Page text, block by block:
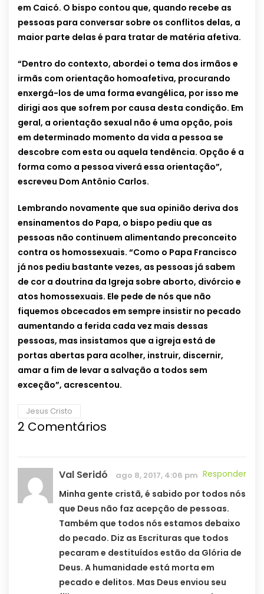
em Caicó. O bispo contou que, quando recebe as
pessoas para conversar sobre os conflitos delas, a
maior parte delas é para tratar de matéria afetiva.
“Dentro do contexto, abordei o tema dos irmãos e
irmãs com orientação homoafetiva, procurando
enxergá-los de uma forma evangélica, por isso me
dirigi aos que sofrem por causa desta condição. Em
geral, a orientação sexual não é uma opção, pois
em determinado momento da vida a pessoa se
descobre com esta ou aquela tendência. Opção é a
forma como a pessoa viverá essa orientação”,
escreveu Dom Antônio Carlos.
Lembrando novamente que sua opinião deriva dos
ensinamentos do Papa, o bispo pediu que as
pessoas não continuem alimentando preconceito
contra os homossexuais. “Como o Papa Francisco
já nos pediu bastante vezes, as pessoas já sabem
de cor a doutrina da Igreja sobre aborto, divórcio e
atos homossexuais. Ele pede de nós que não
fiquemos obcecados em sempre insistir no pecado
aumentando a ferida cada vez mais dessas
pessoas, mas insistamos que a igreja está de
portas abertas para acolher, instruir, discernir,
amar a fim de levar a salvação a todos sem
exceção”, acrescentou.
Jesus Cristo
2 Comentários
Val Seridó ago 8, 2017, 4:06 pm Responder
Minha gente cristã, é sabido por todos nós
que Deus não faz acepção de pessoas.
Também que todos nós estamos debaixo
do pecado. Diz as Escrituras que todos
pecaram e destituídos estão da Glória de
Deus. A humanidade está morta em
pecado e delitos. Mas Deus enviou seu